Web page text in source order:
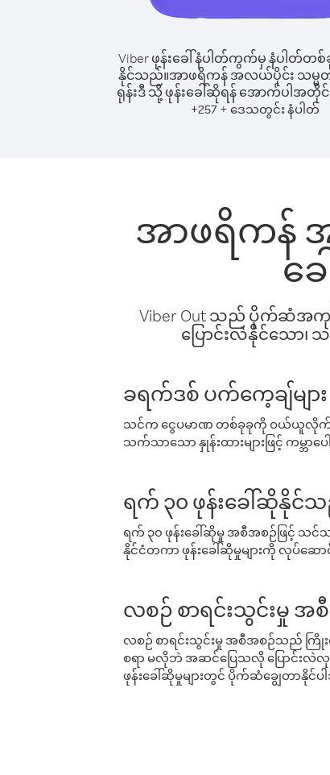
Viber ဖုန်းခေါ်နံပါတ်ကွက်မှ နံပါတ်တစ်
နိုင်သည်။အာဖရိကန် အလယ်ပိုင်း သမ္မ
ရုန်းဒီ သို့ ဖုန်းခေါ်ဆိုရန် အောက်ပါအတိုင်း
+257+ ဒေသတွင်း နံပါတ်
အာဖရိကန်
ခ
Viber Out သည် ပိုက်ဆံအကု
ပြောင်းလဲနိုင်သော၊
ခရက်ဒစ် ပက်ကေ့ချ်များ
သင်က ငွေပမာဏ တစ်ခုခုကို ဝယ်ယူလိုက်သ
သက်သာသော နှုန်းထားများဖြင့် ကမ္ဘ
ရက် ၃၀ ဖုန်းခေါ်ဆိုနိုင်
ရက် ၃၀ ဖုန်းခေါ်ဆိုမှု အစီအစဉ်ဖြင့် သ
နိုင်ငံတကာ ဖုန်းခေါ်ဆိုမှုများကို လုပ်ဆေ
လစဉ် စာရင်းသွင်းမှု အစီ
လစဉ် စာရင်းသွင်းမှု အစီအစဉ်သည် ကြိုးဖု
စရာ မလိုဘဲ အဆင်ပြေသလို ပြောင်းလဲ
ဖုန်းခေါ်ဆိုမှုများတွင် ပိုက်ဆံချွေတာနိုင်